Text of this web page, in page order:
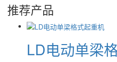
推荐产品
LD电动单梁